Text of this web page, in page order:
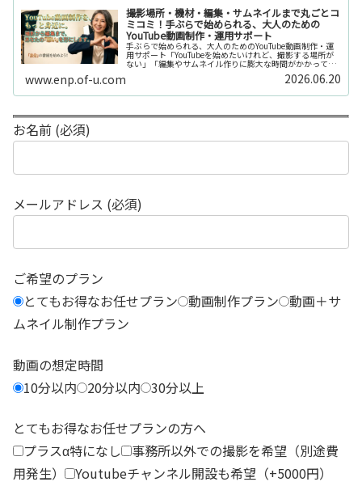
撮影場所・機材・編集・サムネイルまで丸ごとコ
ミコミ！手ぶらで始められる、大人のための
YouTube動画制作・運用サポート
手ぶらで始められる、大人のためのYouTube動画制作・運
用サポート「YouTubeを始めたいけれど、撮影する場所が
ない」「編集やサムネイル作りに膨大な時間がかかって長
続きしない」「機材を揃えるだけで何万円もかかってしま
www.enp.of-u.com 2026.06.20
お名前 (必須)
メールアドレス (必須)
ご希望のプラン
とてもお得なお任せプラン 動画制作プラン 動画＋サ
ムネイル制作プラン
動画の想定時間
10分以内
20分以内 30分以上
とてもお得なお任せプランの方へ
プラスα特になし
事務所以外での撮影を希望（別途費
用発生）
Youtubeチャンネル開設も希望（+5000円）